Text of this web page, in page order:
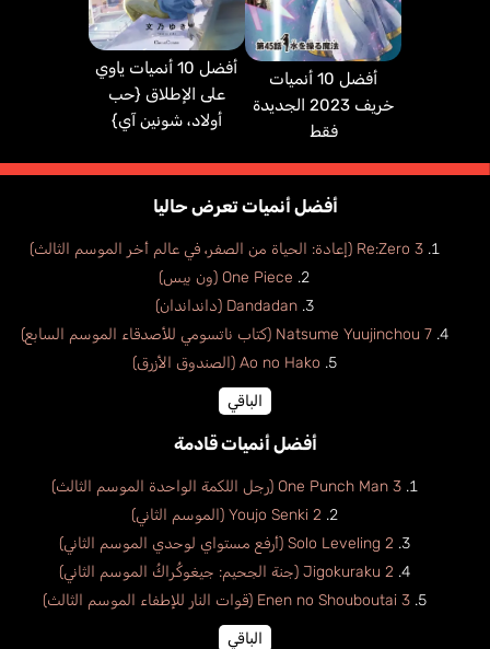
أفضل 10 أنميات
خريف 2023 الجديدة
فقط
أفضل 10 أنميات ياوي
على الإطلاق {حب
أولاد، شونين آي}
أفضل أنميات تعرض حاليا
Re:Zero 3 (إعادة: الحياة من الصفر، في عالم أخر الموسم الثالث)
One Piece (ون بيس)
Dandadan (دانداندان)
Natsume Yuujinchou 7 (كتاب ناتسومي للأصدقاء الموسم السابع)
Ao no Hako (الصندوق الأزرق)
الباقي
أفضل أنميات قادمة
One Punch Man 3 (رجل اللكمة الواحدة الموسم الثالث)
Youjo Senki 2 (الموسم الثاني)
Solo Leveling 2 (أرفع مستواي لوحدي الموسم الثاني)
Jigokuraku 2 (جنة الجحيم: جيغوكُراكُ الموسم الثاني)
Enen no Shouboutai 3 (قوات النار للإطفاء الموسم الثالث)
الباقي